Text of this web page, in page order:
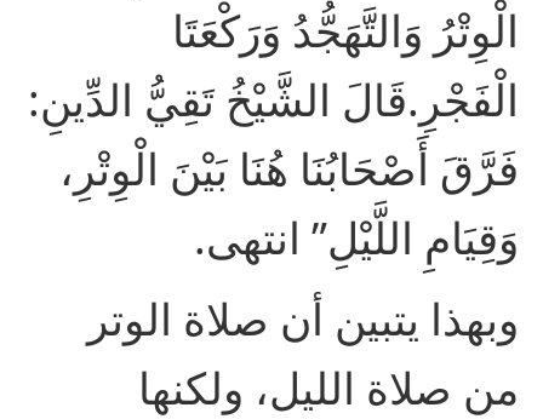
الْوِتْرُ وَالتَّهَجُّدُ وَرَكْعَتَا
الْفَجْرِ.قَالَ الشَّيْخُ تَقِيُّ الدِّينِ:
فَرَّقَ أَصْحَابُنَا هُنَا بَيْنَ الْوِتْرِ،
وَقِيَامِ اللَّيْلِ” انتهى.
وبهذا يتبين أن صلاة الوتر
من صلاة الليل، ولكنها